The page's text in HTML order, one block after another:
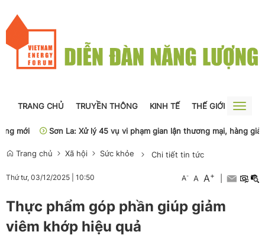
TRANG CHỦ TRUYỀN THÔNG KINH TẾ THẾ GIỚI
Toggle
Sơn La: Xử lý 45 vụ vi phạm gian lận thương mại, hàng giả
Trang chủ Xã hội Sức khỏe Chi tiết tin tức
Thứ tư, 03/12/2025 10:50 A- A A+
Thực phẩm góp phần giúp giảm
viêm khớp hiệu quả